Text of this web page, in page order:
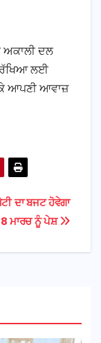
ਅਕਾਲੀ ਦਲ
ਰੱਖਿਆ ਲਈ
ਆਪਣੀ ਆਵਾਜ਼
ਦਾ ਬਜਟ ਹੋਵੇਗਾ
ਮਾਰਚ ਨੂੰ ਪੇਸ਼